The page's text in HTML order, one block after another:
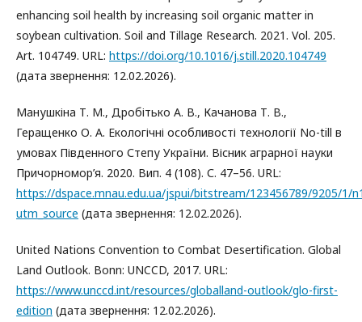
enhancing soil health by increasing soil organic matter in
soybean cultivation. Soil and Tillage Research. 2021. Vol. 205.
Art. 104749. URL: https://doi.org/10.1016/j.still.2020.104749
(дата звернення: 12.02.2026).
Манушкіна Т. М., Дробітько А. В., Качанова Т. В.,
Геращенко О. А. Екологічні особливості технології No-till в
умовах Південного Степу України. Вісник аграрної науки
Причорномор’я. 2020. Вип. 4 (108). С. 47–56. URL:
https://dspace.mnau.edu.ua/jspui/bitstream/123456789/9205/1/
utm_source (дата звернення: 12.02.2026).
United Nations Convention to Combat Desertification. Global
Land Outlook. Bonn: UNCCD, 2017. URL:
https://www.unccd.int/resources/globalland-outlook/glo-first-
edition (дата звернення: 12.02.2026).